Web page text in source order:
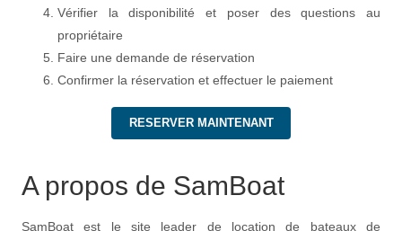
Vérifier la disponibilité et poser des questions au
propriétaire
Faire une demande de réservation
Confirmer la réservation et effectuer le paiement
RESERVER MAINTENANT
A propos de SamBoat
SamBoat est le site leader de location de bateaux de